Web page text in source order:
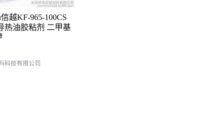
信越KF-965-100CS
热油胶粘剂 二甲基
科技有限公司